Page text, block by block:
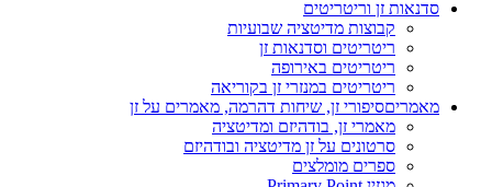
סדנאות זן וריטריטים
קבוצות מדיטציה שבועיות
ריטריטים וסדנאות זן
ריטריטים באירופה
ריטריטים במנזרי זן בקוריאה
מאמריםסיפורי זן, שיחות דהרמה, מאמרים על זן
מאמרי זן, בודהיזם ומדיטציה
סרטונים על זן מדיטציה ובודהיזם
ספרים מומלצים